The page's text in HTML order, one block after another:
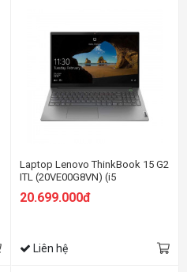
Laptop Lenovo ThinkBook 15 G2
ITL (20VE00G8VN) (i5
1135G7/8GB RAM/512GB
SSD/15.6 FHD/MX450
20.699.000đ
Liên hệ